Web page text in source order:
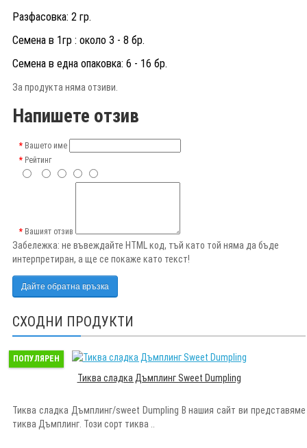
Разфасовка: 2 гр.
Семена в 1гр : около 3 - 8 бр.
Семена в една опаковка: 6 - 16 бр.
За продукта няма отзиви.
Напишете отзив
Вашето име
Рейтинг
Вашият отзив
Забележка: не въвеждайте HTML код, тъй като той няма да бъде
интерпретиран, а ще се покаже като текст!
Дайте обратна връзка
СХОДНИ ПРОДУКТИ
ПОПУЛЯРЕН
Тиква сладка Дъмплинг Sweet Dumpling
Тиква сладка Дъмплинг/sweet Dumpling В нашия сайт ви представяме
тиква Дъмплинг. Този сорт тиква ..